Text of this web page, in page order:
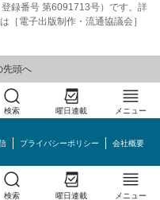
録番号 第6091713号）です。詳
［電子出版制作・流通協議会］
先頭へ
検索 曜日連載 メニュー
プライバシーポリシー 会社概要
Inc.
検索 曜日連載 メニュー